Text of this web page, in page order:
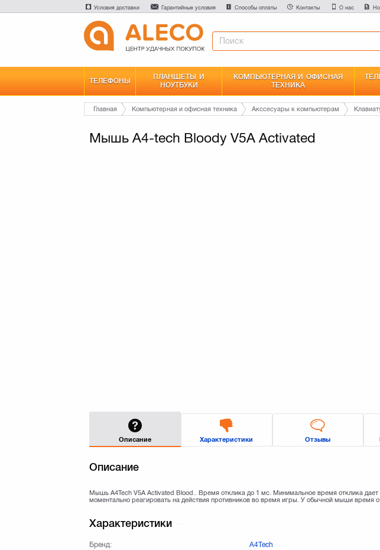
Условия доставки Гарантийные условия Способы оплаты Контакты О нас
ТЕЛЕФОНЫ
ПЛАНШЕТЫ И
НОУТБУКИ
КОМПЬЮТЕРНАЯ И ОФИСНАЯ
ТЕХНИКА
Главная Компьютерная и офисная техника Акссесуары к компьютерам
Мышь A4-tech Bloody V5A Activated
Описание Характеристики Отзывы
Описание
Мышь A4Tech V5A Activated Blood.. Время отклика до 1 мс. Минимальное время отклика
моментально реагировать на действия противников во время игры. У обычной мыши время
Характеристики
Бренд:
A4Tech